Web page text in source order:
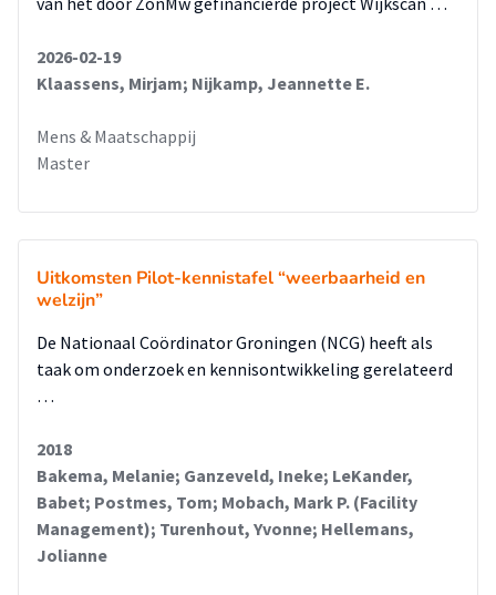
2026-02-19
Klaassens, Mirjam; Nijkamp, Jeannette E.
Mens & Maatschappij
Master
Uitkomsten Pilot-kennistafel “weerbaarheid en
welzijn”
De Nationaal Coördinator Groningen (NCG) heeft als
taak om onderzoek en kennisontwikkeling gerelateerd
…
2018
Bakema, Melanie; Ganzeveld, Ineke; LeKander,
Babet; Postmes, Tom; Mobach, Mark P. (Facility
Management); Turenhout, Yvonne; Hellemans,
Jolianne